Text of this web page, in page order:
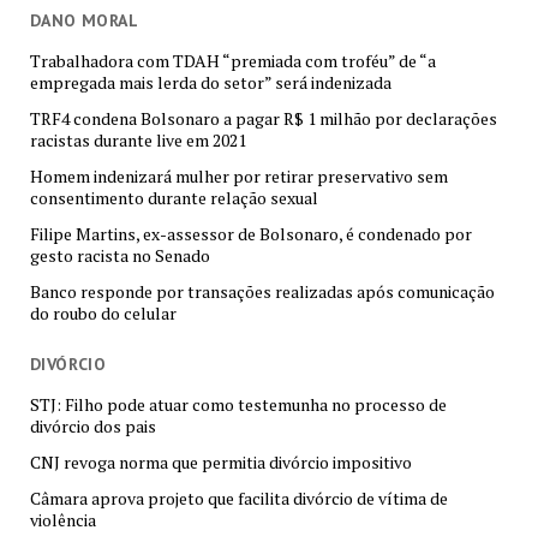
DANO MORAL
Trabalhadora com TDAH “premiada com troféu” de “a
empregada mais lerda do setor” será indenizada
TRF4 condena Bolsonaro a pagar R$ 1 milhão por declarações
racistas durante live em 2021
Homem indenizará mulher por retirar preservativo sem
consentimento durante relação sexual
Filipe Martins, ex-assessor de Bolsonaro, é condenado por
gesto racista no Senado
Banco responde por transações realizadas após comunicação
do roubo do celular
DIVÓRCIO
STJ: Filho pode atuar como testemunha no processo de
divórcio dos pais
CNJ revoga norma que permitia divórcio impositivo
Câmara aprova projeto que facilita divórcio de vítima de
violência